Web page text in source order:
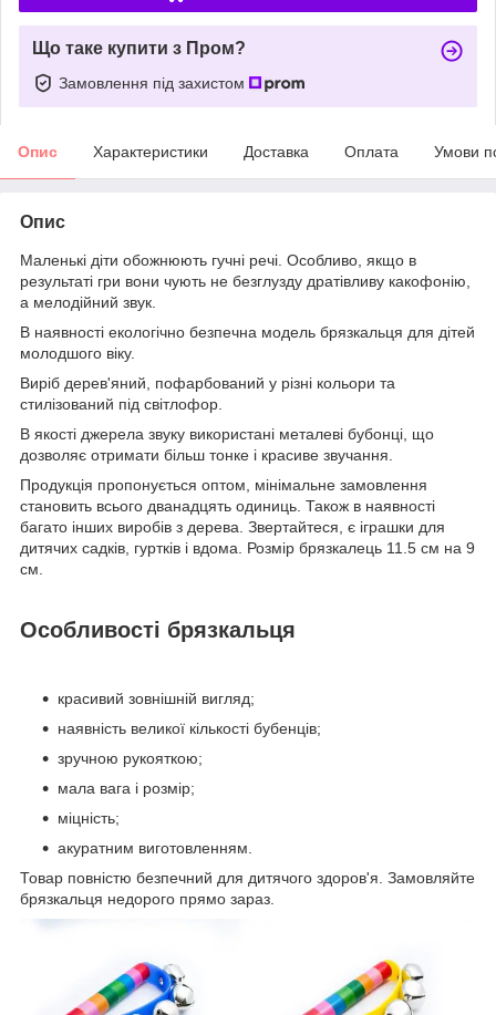
Що таке купити з Пром?
Замовлення під захистом
Опис Характеристики Доставка Оплата Умови
Опис
Маленькі діти обожнюють гучні речі. Особливо, якщо в
результаті гри вони чують не безглузду дратівливу какофонію,
а мелодійний звук.
В наявності екологічно безпечна модель брязкальця для дітей
молодшого віку.
Виріб дерев'яний, пофарбований у різні кольори та
стилізований під світлофор.
В якості джерела звуку використані металеві бубонці, що
дозволяє отримати більш тонке і красиве звучання.
Продукція пропонується оптом, мінімальне замовлення
становить всього дванадцять одиниць. Також в наявності
багато інших виробів з дерева. Звертайтеся, є іграшки для
дитячих садків, гуртків і вдома. Розмір брязкалець 11.5 см на 9
см.
Особливості брязкальця
красивий зовнішній вигляд;
наявність великої кількості бубенців;
зручною рукояткою;
мала вага і розмір;
міцність;
акуратним виготовленням.
Товар повністю безпечний для дитячого здоров'я. Замовляйте
брязкальця недорого прямо зараз.